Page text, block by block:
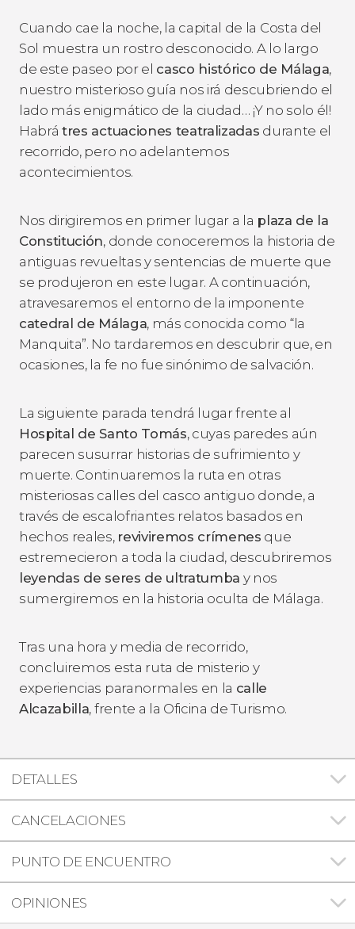
Cuando cae la noche, la capital de la Costa del
Sol muestra un rostro desconocido. A lo largo
de este paseo por el casco histórico de Málaga,
nuestro misterioso guía nos irá descubriendo el
lado más enigmático de la ciudad… ¡Y no solo él!
Habrátres actuaciones teatralizadas durante el
recorrido, pero no adelantemos
acontecimientos.
Nos dirigiremos en primer lugar a la plaza de la
Constitución, donde conoceremos la historia de
antiguas revueltas y sentencias de muerte que
se produjeron en este lugar. A continuación,
atravesaremos el entorno de la imponente
catedral de Málaga, más conocida como “la
Manquita”. No tardaremos en descubrir que, en
ocasiones, la fe no fue sinónimo de salvación.
La siguiente parada tendrá lugar frente al
Hospital de Santo Tomás, cuyas paredes aún
parecen susurrar historias de sufrimiento y
muerte. Continuaremos la ruta en otras
misteriosas calles del casco antiguo donde, a
través de escalofriantes relatos basados en
hechos reales, reviviremos crímenes que
estremecieron a toda la ciudad, descubriremos
leyendas de seres de ultratumba y nos
sumergiremos en la historia oculta de Málaga.
Tras una hora y media de recorrido,
concluiremos esta ruta de misterio y
experiencias paranormales en la calle
Alcazabilla, frente a la Oficina de Turismo.
DETALLES
CANCELACIONES
PUNTO DE ENCUENTRO
OPINIONES